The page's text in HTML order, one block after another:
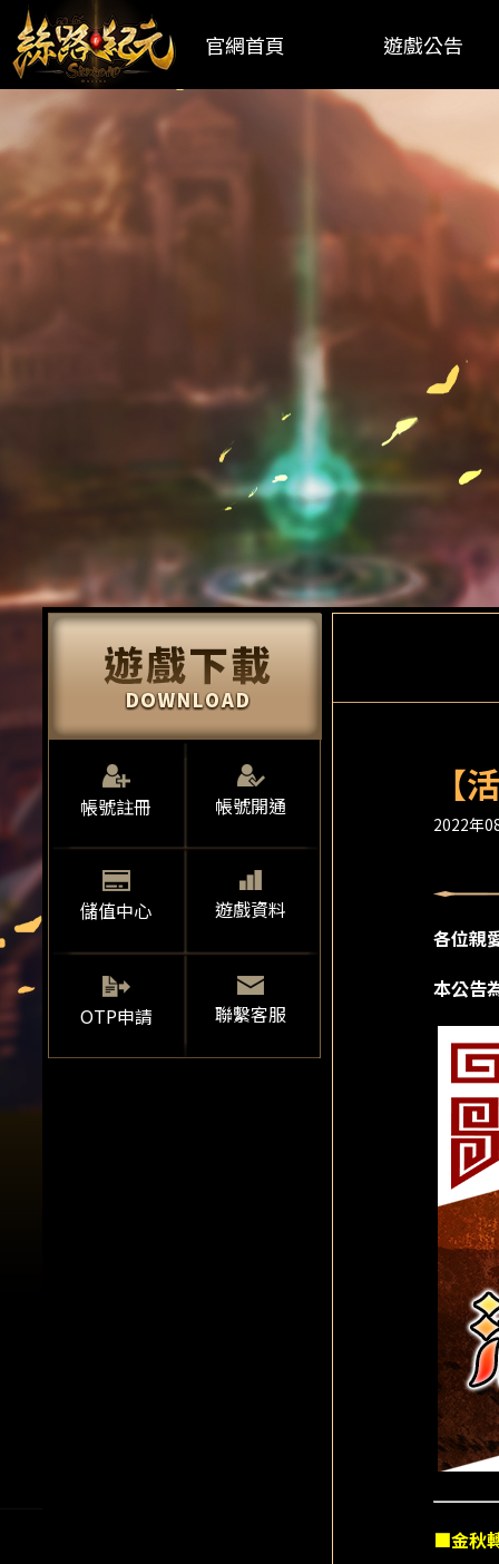
官網首頁 遊戲公告
帳號註冊 帳號開通
儲值中心 遊戲資料
OTP申請 聯繫客服
【
2022年
各位親
本公告
■金秋